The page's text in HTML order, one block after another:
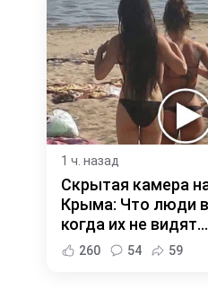
1 ч. назад
Скрытая камера
Крыма: Что люди
когда их не видят...
260 54 59